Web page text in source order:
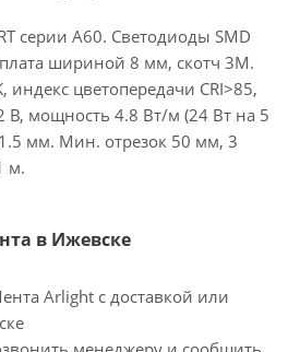
серии A60. Светодиоды SMD
шириной 8 мм, скотч 3M.
цветопередачи CRI>85,
В, мощность 4.8 Вт/м (24 Вт на 5
мм. Мин. отрезок 50 мм, 3
м.
в Ижевске
Arlight с доставкой или